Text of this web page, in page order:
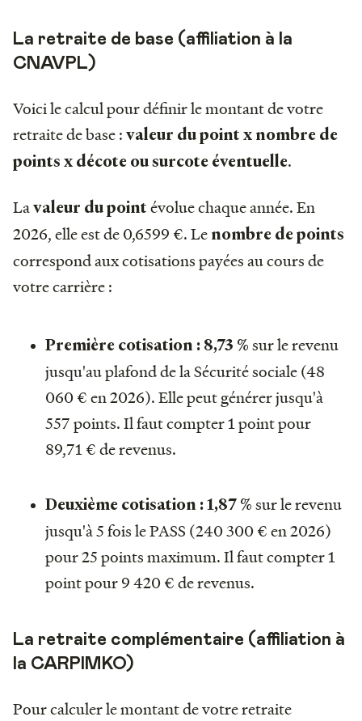
La retraite de base (affiliation à la
CNAVPL)
Voici le calcul pour définir le montant de votre
retraite de base : valeur du point x nombre de
points x décote ou surcote éventuelle.
Lavaleur du point évolue chaque année. En
2026, elle est de 0,6599 €. Le nombre de points
correspond aux cotisations payées au cours de
votre carrière :
Première cotisation : 8,73 % sur le revenu
jusqu'au plafond de la Sécurité sociale (48
060 € en 2026). Elle peut générer jusqu'à
557 points. Il faut compter 1 point pour
89,71 € de revenus.
Deuxième cotisation :1,87 % sur le revenu
jusqu'à 5 fois le PASS (240 300 € en 2026)
pour 25 points maximum. Il faut compter 1
point pour 9 420 € de revenus.
La retraite complémentaire (affiliation à
la CARPIMKO)
Pour calculer le montant de votre retraite